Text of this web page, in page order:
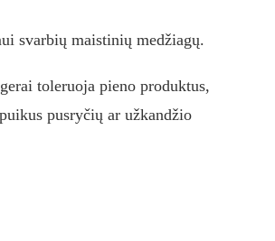
svarbių maistinių medžiagų.
toleruoja pieno produktus,
pusryčių ar užkandžio